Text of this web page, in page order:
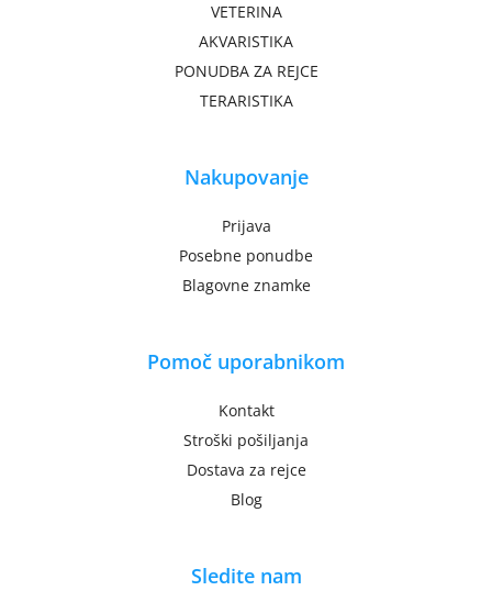
VETERINA
AKVARISTIKA
PONUDBA ZA REJCE
TERARISTIKA
Nakupovanje
Prijava
Posebne ponudbe
Blagovne znamke
Pomoč uporabnikom
Kontakt
Stroški pošiljanja
Dostava za rejce
Blog
Sledite nam